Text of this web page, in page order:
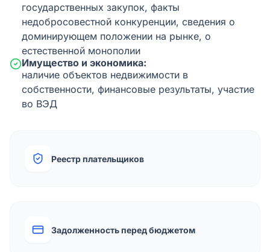
государственных закупок, факты
недобросовестной конкуренции, сведения о
доминирующем положении на рынке, о
естественной монополии
Имущество и экономика:
наличие объектов недвижимости в
собственности, финансовые результаты, участие
во ВЭД
Реестр плательщиков
Задолженность перед бюджетом